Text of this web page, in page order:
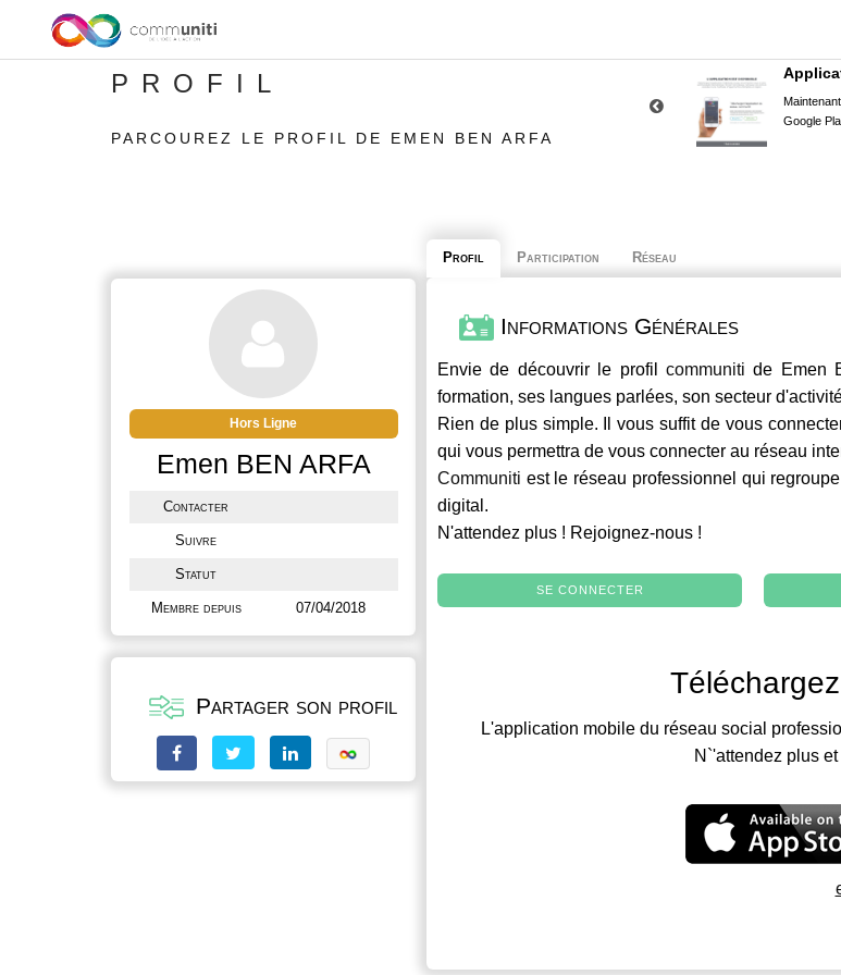
PROFIL
PARCOUREZ LE PROFIL DE EMEN BEN ARFA
Google
Hors Ligne
Emen BEN ARFA
Contacter
Suivre
Statut
Membre depuis 07/04/2018
Partager son profil
Profil Participation Réseau
Informations Générales
Envie de découvrir le profilcommuniti de Emen
formation, ses langues parlées, son secteur
Rien de plus simple. Il vous suffit de vous
qui vous permettra de vous connecter au réseau
Communiti est le réseau professionnel qui
digital.
N'attendez plus ! Rejoignez-nous !
SE CONNECTER
L'application mobile du réseau social
N`'attendez plus